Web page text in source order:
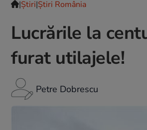
|Ştiri|Știri România
Lucrările la
furat utilajele!
Petre Dobrescu